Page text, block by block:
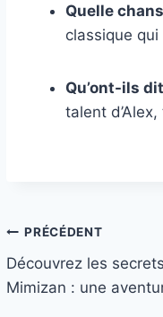
Quelle
classique
Qu’ont-ils
talent
Navigation
de
PRÉCÉDENT
Découvrez les
Mimizan : une